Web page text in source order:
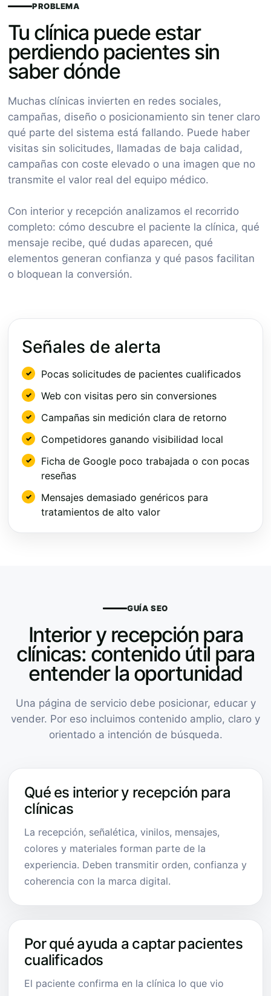
PROBLEMA
Tu clínica puede estar
perdiendo pacientes sin
saber dónde
Muchas clínicas invierten en redes sociales,
campañas, diseño o posicionamiento sin tener claro
qué parte del sistema está fallando. Puede haber
visitas sin solicitudes, llamadas de baja calidad,
campañas con coste elevado o una imagen que no
transmite el valor real del equipo médico.
Con interior y recepción analizamos el recorrido
completo: cómo descubre el paciente la clínica, qué
mensaje recibe, qué dudas aparecen, qué
elementos generan confianza y qué pasos facilitan
o bloquean la conversión.
Señales de alerta
Pocas solicitudes de pacientes cualificados
Web con visitas pero sin conversiones
Campañas sin medición clara de retorno
Competidores ganando visibilidad local
Ficha de Google poco trabajada o con pocas
reseñas
Mensajes demasiado genéricos para
tratamientos de alto valor
GUÍA SEO
Interior y recepción para
clínicas: contenido útil para
entender la oportunidad
Una página de servicio debe posicionar, educar y
vender. Por eso incluimos contenido amplio, claro y
orientado a intención de búsqueda.
Qué es interior y recepción para
clínicas
La recepción, señalética, vinilos, mensajes,
colores y materiales forman parte de la
experiencia. Deben transmitir orden, confianza y
coherencia con la marca digital.
Por qué ayuda a captar pacientes
cualificados
El paciente confirma en la clínica lo que vio